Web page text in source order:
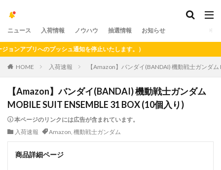
ニュース 入荷情報 ノウハウ 抽選情報 お知らせ
プリへのプッシュ通知を停止いたします。）
HOME 入荷速報 【Amazon】バンダイ(BANDAI) 機動戦士ガンダ
【Amazon】バンダイ(BANDAI) 機動戦士ガンダム
MOBILE SUIT ENSEMBLE 31 BOX (10個入り)
本ページのリンクには広告が含まれています。
入荷速報
Amazon, 機動戦士ガンダム
商品詳細ページ